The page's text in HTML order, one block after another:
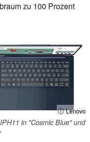
zu 100 Prozent
ⓘ Lenovo
in "Cosmic Blue" und